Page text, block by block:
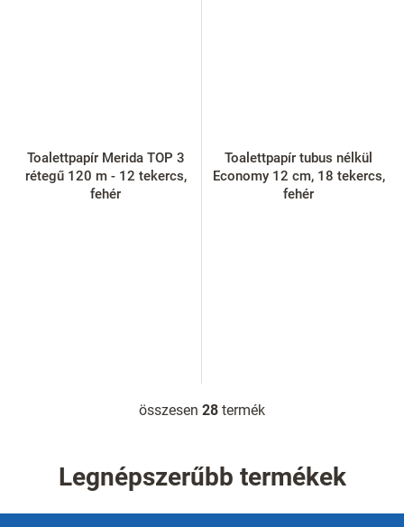
Toalettpapír Merida TOP 3
rétegű 120 m - 12 tekercs,
fehér
Toalettpapír tubus nélkül
Economy 12 cm, 18 tekercs,
fehér
L
t
a
összesen 28 termék
Legnépszerűbb termékek